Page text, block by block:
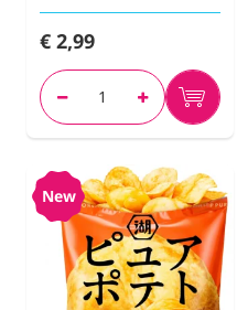
€ 2,99
New